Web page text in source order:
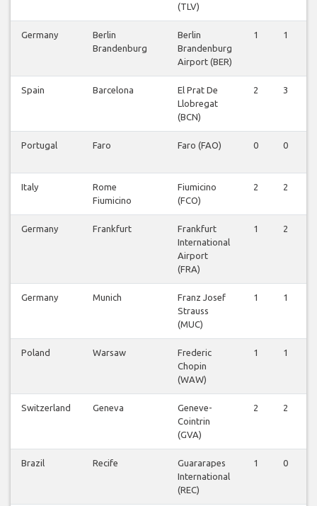
(TLV)
Germany
Berlin
Brandenburg
Berlin
Brandenburg
Airport (BER)
1 1
Spain Barcelona
El Prat De
Llobregat
(BCN)
2 3
Portugal Faro Faro (FAO) 0 0
Italy
Rome
Fiumicino
Fiumicino
(FCO)
2 2
Germany Frankfurt
Frankfurt
International
Airport
(FRA)
1 2
Germany Munich
Franz Josef
Strauss
(MUC)
1 1
Poland Warsaw
Frederic
Chopin
(WAW)
1 1
Switzerland Geneva
Geneve-
Cointrin
(GVA)
2 2
Brazil Recife
Guararapes
International
(REC)
1 0